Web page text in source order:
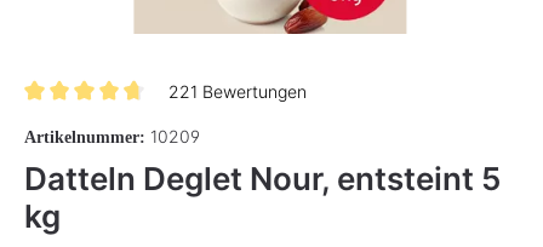
221 Bewertungen
Artikelnummer: 10209
Datteln Deglet Nour, entsteint 5
kg